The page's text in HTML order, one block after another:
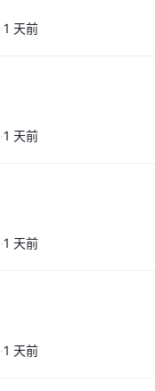
·1 天前
·1 天前
·1 天前
·1 天前